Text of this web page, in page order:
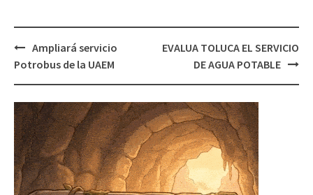
Post
navigation
Ampliará servicio
Potrobus de la UAEM
EVALUA TOLUCA EL SERVICIO
DE AGUA POTABLE